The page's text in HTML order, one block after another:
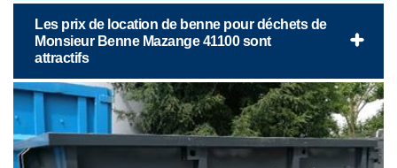
Les prix de location de benne pour déchets de
Monsieur Benne Mazange 41100 sont
attractifs